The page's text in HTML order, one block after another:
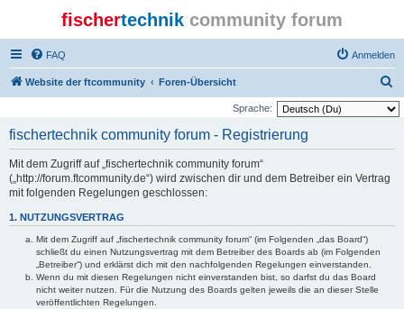
fischertechnik community forum
FAQ Anmelden
Website der ftcommunity Foren-Übersicht
u
Sprache:
fischertechnik community forum - Registrierung
Mit dem Zugriff auf „fischertechnik community forum“
(„http://forum.ftcommunity.de“) wird zwischen dir und dem Betreiber ein Vertrag
mit folgenden Regelungen geschlossen:
1. NUTZUNGSVERTRAG
Mit dem Zugriff auf „fischertechnik community forum“ (im Folgenden „das Board“)
schließt du einen Nutzungsvertrag mit dem Betreiber des Boards ab (im Folgenden
„Betreiber“) und erklärst dich mit den nachfolgenden Regelungen einverstanden.
Wenn du mit diesen Regelungen nicht einverstanden bist, so darfst du das Board
nicht weiter nutzen. Für die Nutzung des Boards gelten jeweils die an dieser Stelle
veröffentlichten Regelungen.